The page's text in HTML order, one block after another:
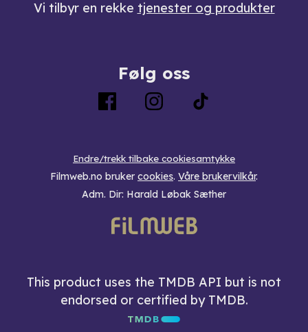
Vi tilbyr en rekke tjenester og produkter
Følg oss
Endre/trekk tilbake cookiesamtykke
Filmweb.no bruker cookies. Våre brukervilkår.
Adm. Dir: Harald Løbak Sæther
This product uses the TMDB API but is not
endorsed or certified by TMDB.